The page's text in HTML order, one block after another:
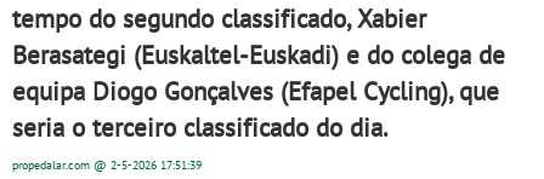
tempo do segundo classificado, Xabier
Berasategi (Euskaltel-Euskadi) e do colega de
equipa Diogo Gonçalves (Efapel Cycling), que
seria o terceiro classificado do dia.
propedalar.com @ 2-5-2026 17:51:39